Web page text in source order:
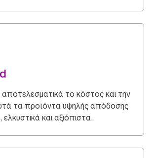
αποτελεσματικά το κόστος και την
τα προϊόντα υψηλής απόδοσης
ελκυστικά και αξιόπιστα.